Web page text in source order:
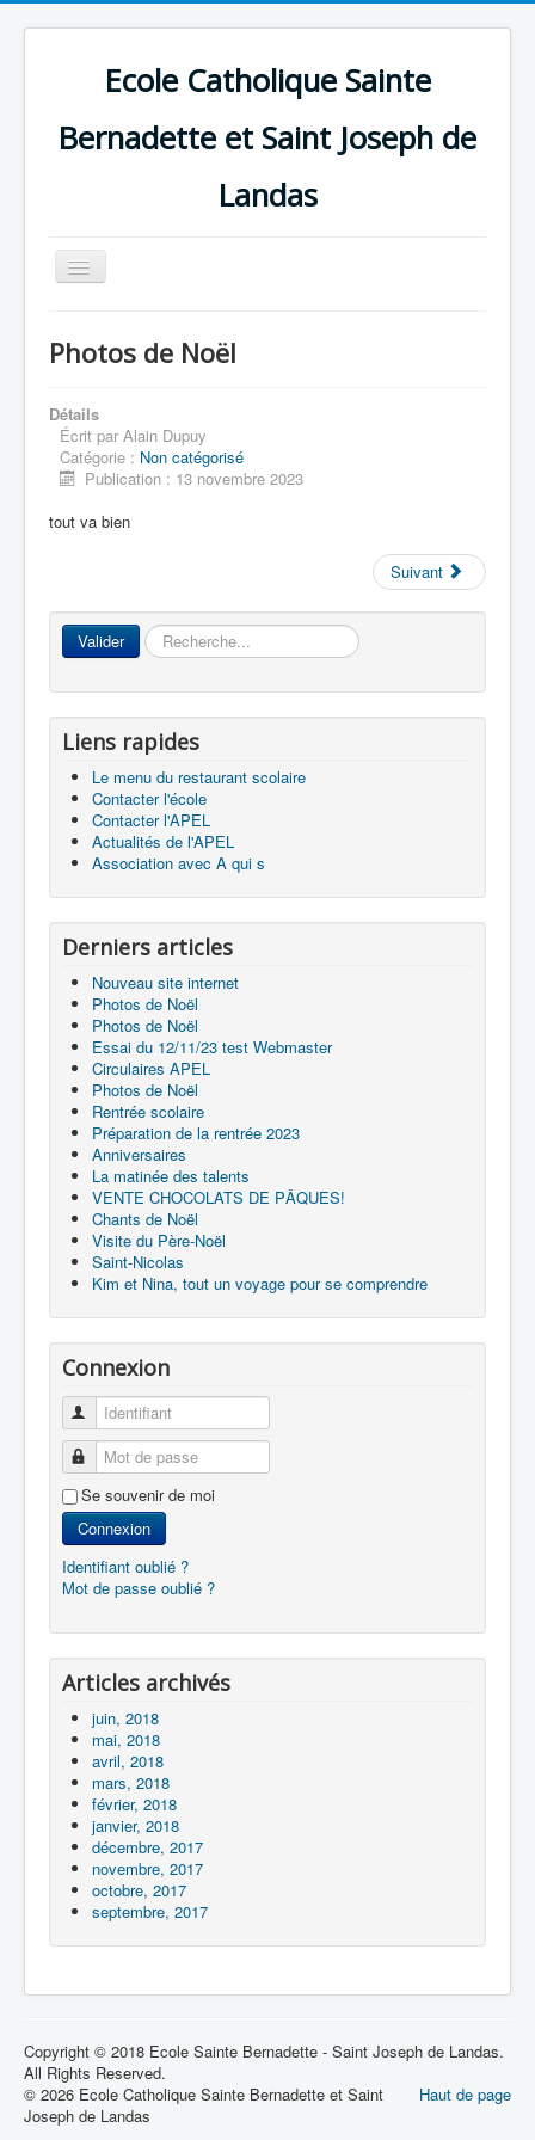
Ecole Catholique Sainte
Bernadette et Saint Joseph de
Landas
Basculer
la
Accueil
La vie dans les classes
Les associations
Photos de Noël
Détails
Écrit par Alain Dupuy
Catégorie : Non catégorisé
Publication : 13 novembre 2023
tout va bien
Suivant
Valider Rechercher
Liens rapides
Le menu du restaurant scolaire
Contacter l'école
Contacter l'APEL
Actualités de l'APEL
Association avec A qui s
Derniers articles
Nouveau site internet
Photos de Noël
Photos de Noël
Essai du 12/11/23 test Webmaster
Circulaires APEL
Photos de Noël
Rentrée scolaire
Préparation de la rentrée 2023
Anniversaires
La matinée des talents
VENTE CHOCOLATS DE PÂQUES!
Chants de Noël
Visite du Père-Noël
Saint-Nicolas
Kim et Nina, tout un voyage pour se comprendre
Connexion
Identifiant
Mot de passe
Se souvenir de moi
Connexion
Identifiant oublié ?
Mot de passe oublié ?
Articles archivés
juin, 2018
mai, 2018
avril, 2018
mars, 2018
février, 2018
janvier, 2018
décembre, 2017
novembre, 2017
octobre, 2017
septembre, 2017
Copyright © 2018 Ecole Sainte Bernadette - Saint Joseph de Landas.
All Rights Reserved.
Haut de page
© 2026 Ecole Catholique Sainte Bernadette et Saint
Joseph de Landas